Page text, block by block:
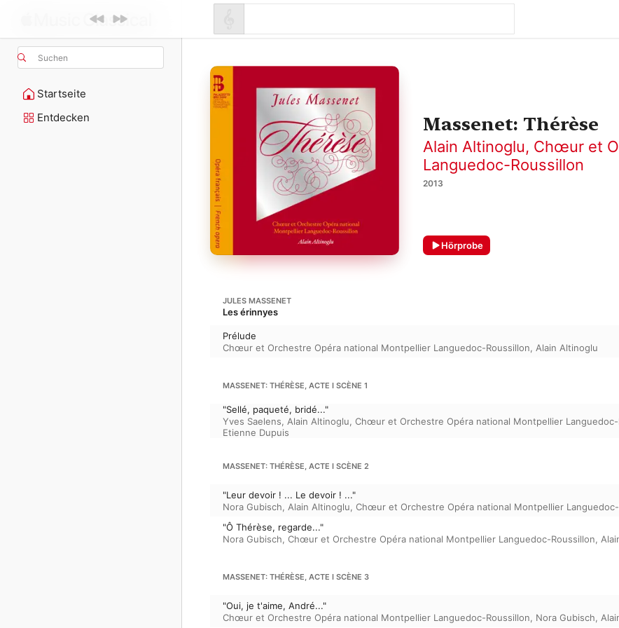
Suchen
Startseite
Entdecken
Massenet: Thérèse
Alain Altinoglu, Chœur et
Languedoc-Roussillon
2013
Hörprobe
JULES MASSENET
Les érinnyes
Prélude
Chœur et Orchestre Opéra national Montpellier Languedoc-Roussillon, Alain Altinoglu
MASSENET: THÉRÈSE, ACTE I SCÈNE 1
"Sellé, paqueté, bridé..."
Yves Saelens, Alain Altinoglu, Chœur et Orchestre Opéra national Montpellier Languedoc-
Etienne Dupuis
MASSENET: THÉRÈSE, ACTE I SCÈNE 2
"Leur devoir ! ... Le devoir ! ..."
Nora Gubisch, Alain Altinoglu, Chœur et Orchestre Opéra national Montpellier
"Ô Thérèse, regarde..."
Nora Gubisch, Chœur et Orchestre Opéra national Montpellier Languedoc-Roussillon,
MASSENET: THÉRÈSE, ACTE I SCÈNE 3
"Oui, je t'aime, André..."
Chœur et Orchestre Opéra national Montpellier Languedoc-Roussillon, Nora Gubisch,